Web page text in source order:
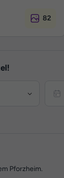
82
Pforzheim.